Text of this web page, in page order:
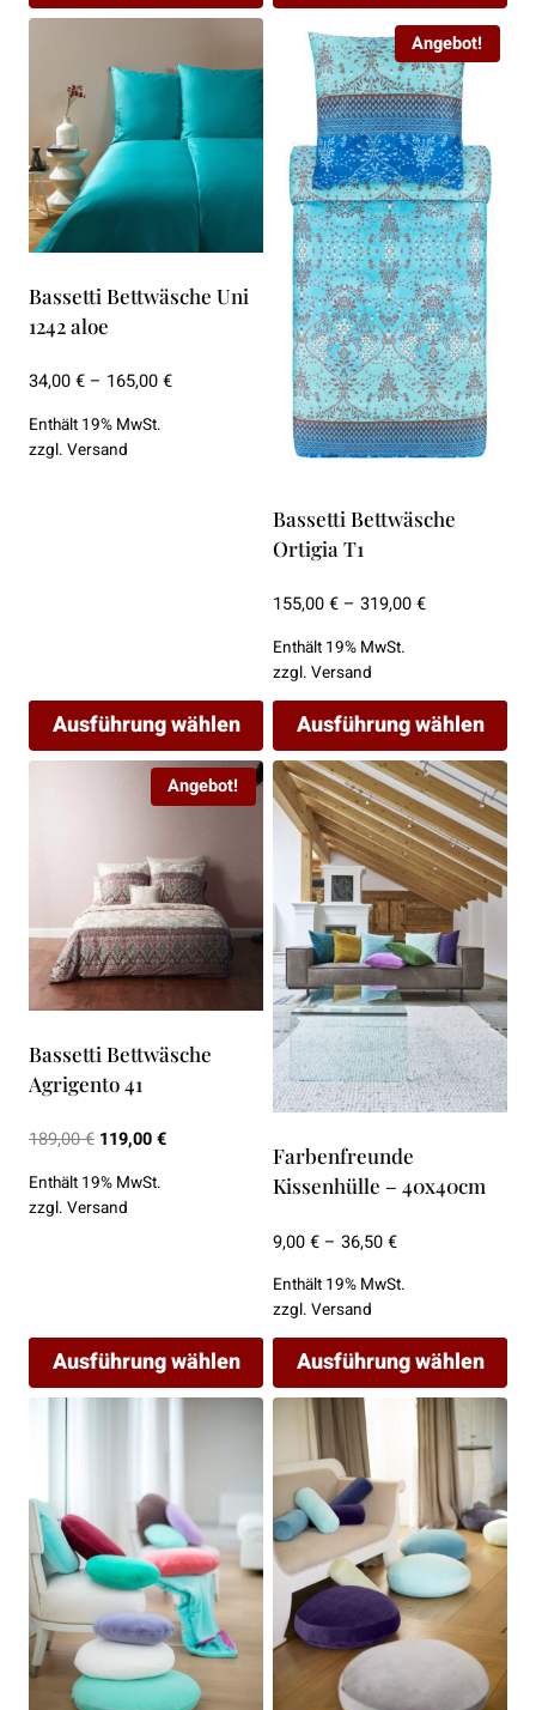
Dieses
weist
mehrere
Varianten
auf.
Die
Optionen
auf
der
Produktseite
gewählt
werden
Produkt
weist
mehrere
Varianten
auf.
Die
Optionen
können
auf
der
Produktseite
gewählt
werden
Bassetti Bettwäsche Uni
1242 aloe
34,00€– 165,00€Preisspanne:
Enthält 19% MwSt.
zzgl. Versand
Ausführung wählen
Dieses
mehrere
Varianten
auf.
Die
Optionen
auf
der
gewählt
werden
Angebot!
Bassetti Bettwäsche
Ortigia T1
155,00€– 319,00€Preisspanne:
Enthält 19% MwSt.
zzgl. Versand
Ausführung wählen
Dieses
Produkt
weist
mehrere
Varianten
Die
Optionen
können
auf
der
Produktseite
gewählt
werden
Angebot!
Bassetti Bettwäsche
Agrigento 41
189,00€ Ursprünglicher
war:
189,00 €
119,00€Aktueller
Enthält 19% MwSt.
zzgl. Versand
Ausführung wählen
Dieses
Produkt
mehrere
Varianten
auf.
Die
Optionen
können
Farbenfreunde
Kissenhülle – 40x40cm
9,00€– 36,50€Preisspanne:
bis
Enthält 19% MwSt.
zzgl. Versand
Ausführung wählen
Dieses
Produkt
weist
mehrere
Varianten
auf.
Die
Optionen
können